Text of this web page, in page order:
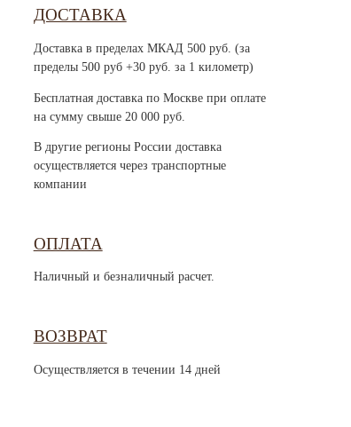
ДОСТАВКА
Доставка в пределах МКАД 500 руб. (за
пределы 500 руб +30 руб. за 1 километр)
Бесплатная доставка по Москве при оплате
на сумму свыше 20 000 руб.
В другие регионы России доставка
осуществляется через транспортные
компании
ОПЛАТА
Наличный и безналичный расчет.
ВОЗВРАТ
Осуществляется в течении 14 дней